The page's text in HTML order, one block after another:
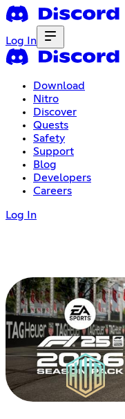
Log In
Download
Nitro
Discover
Quests
Safety
Support
Blog
Developers
Careers
Log In